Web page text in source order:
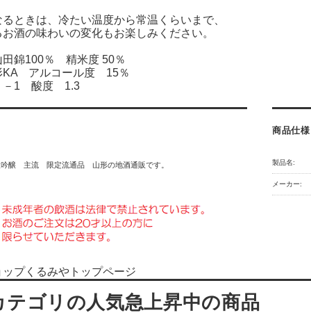
ときは、冷たい温度から常温くらいまで、
酒の味わいの変化もお楽しみください。
錦100％ 精米度 50％
アルコール度 15％
－1 酸度 1.3
醸 主流 限定流通品 山形の地酒通販です。
商品仕様
製品名:
メーカー:
プくるみやトップページ